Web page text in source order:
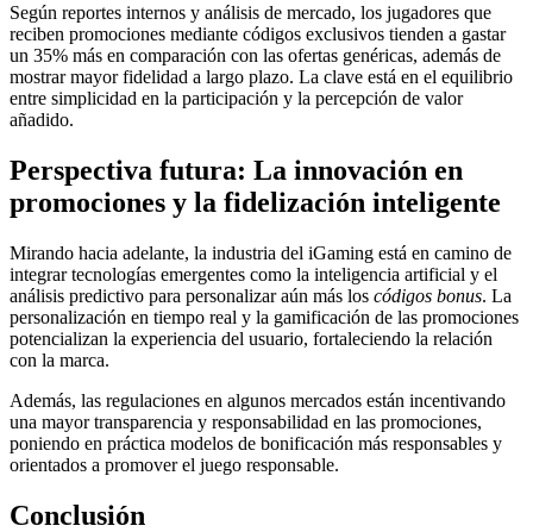
Según reportes internos y análisis de mercado, los jugadores que
reciben promociones mediante códigos exclusivos tienden a gastar
un 35% más en comparación con las ofertas genéricas, además de
mostrar mayor fidelidad a largo plazo. La clave está en el equilibrio
entre simplicidad en la participación y la percepción de valor
añadido.
Perspectiva futura: La innovación en
promociones y la fidelización inteligente
Mirando hacia adelante, la industria del iGaming está en camino de
integrar tecnologías emergentes como la inteligencia artificial y el
análisis predictivo para personalizar aún más los códigos bonus. La
personalización en tiempo real y la gamificación de las promociones
potencializan la experiencia del usuario, fortaleciendo la relación
con la marca.
Además, las regulaciones en algunos mercados están incentivando
una mayor transparencia y responsabilidad en las promociones,
poniendo en práctica modelos de bonificación más responsables y
orientados a promover el juego responsable.
Conclusión